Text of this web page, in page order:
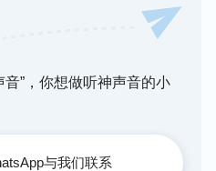
”，你想做听神声音的小
与我们联系